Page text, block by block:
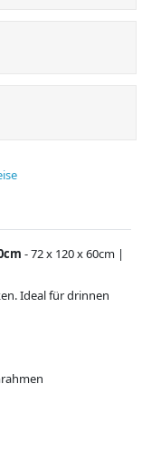
- 72 x 120 x 60cm |
Ideal für drinnen